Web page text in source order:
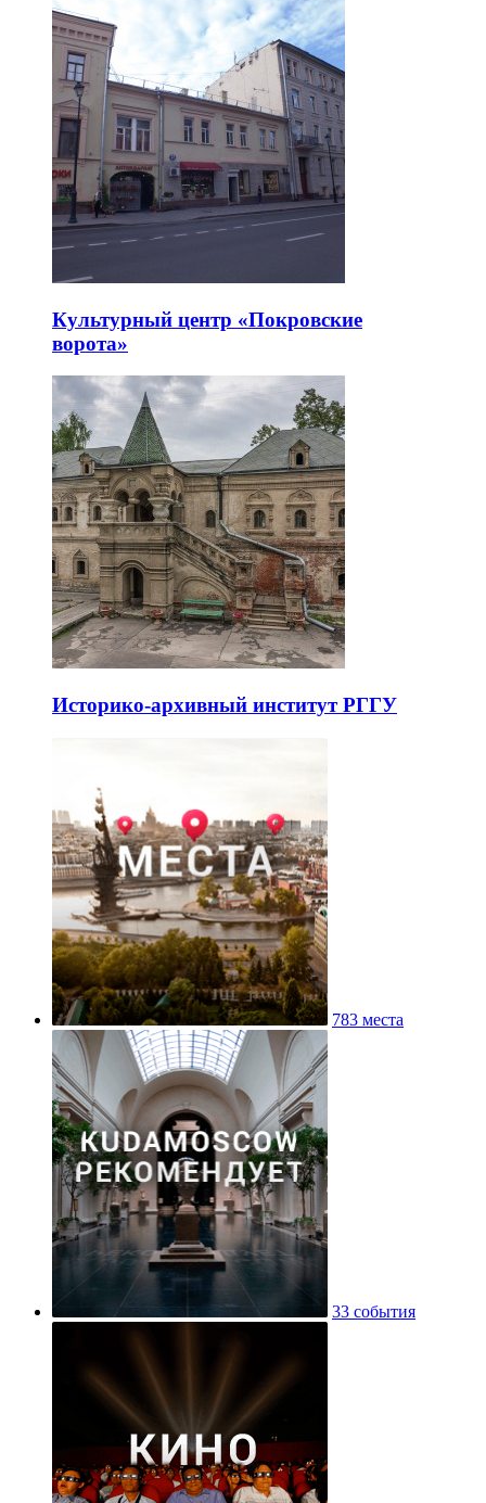
Культурный центр «Покровские
ворота»
Историко-архивный институт РГГУ
783 места
33 события